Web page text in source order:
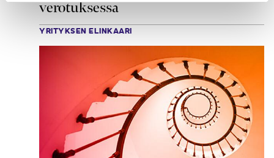
verotuksessa
YRITYKSEN ELINKAARI